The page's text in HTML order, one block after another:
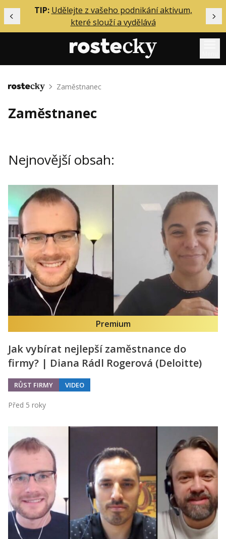
Předchozí
TIP: Udělejte z vašeho podnikání aktivum,
které slouží a vydělává
Mentoring
Solo
Inzerce
Přihlášení
Kontakt
Obchodní podmínky
Hledaná fráze Hledat
Domů Zaměstnanec
Zaměstnanec
Nejnovější obsah:
Premium
Jak vybírat nejlepší zaměstnance do
firmy? | Diana Rádl Rogerová (Deloitte)
RŮST FIRMY VIDEO
Před 5 roky